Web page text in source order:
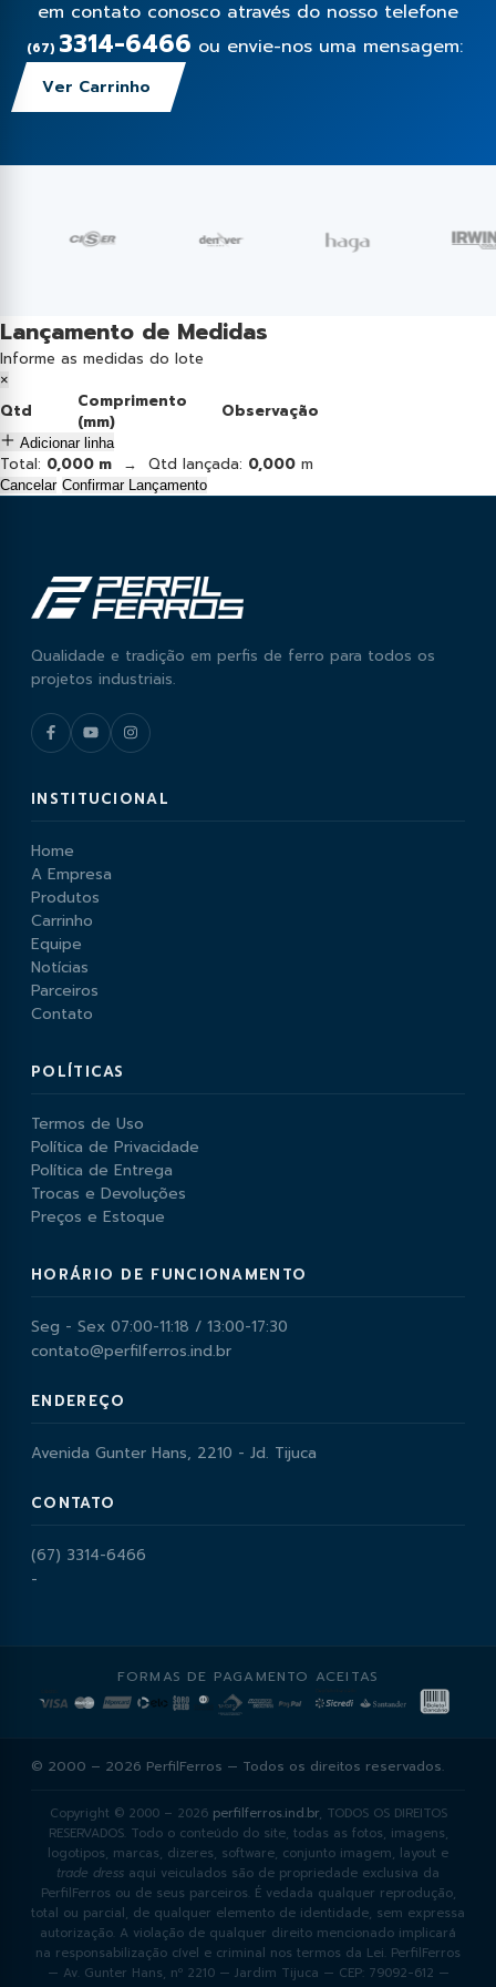
em contato conosco através do nosso telefone
(67) 3314-6466 ou envie-nos uma mensagem:
Ver Carrinho
Lançamento de Medidas
Informe as medidas do lote
×
Qtd
Comprimento
(mm)
Observação
Adicionar linha
Total: 0,000 m → Qtd lançada: 0,000 m
Cancelar Confirmar Lançamento
Qualidade e tradição em perfis de ferro para todos os
projetos industriais.
INSTITUCIONAL
Home
A Empresa
Produtos
Carrinho
Equipe
Notícias
Parceiros
Contato
POLÍTICAS
Termos de Uso
Política de Privacidade
Política de Entrega
Trocas e Devoluções
Preços e Estoque
HORÁRIO DE FUNCIONAMENTO
Seg - Sex 07:00-11:18 / 13:00-17:30
contato@perfilferros.ind.br
ENDEREÇO
Avenida Gunter Hans, 2210 - Jd. Tijuca
CONTATO
(67) 3314-6466
-
FORMAS DE PAGAMENTO ACEITAS
© 2000 – 2026 PerfilFerros — Todos os direitos reservados.
Copyright © 2000 – 2026 perfilferros.ind.br, TODOS OS DIREITOS
RESERVADOS. Todo o conteúdo do site, todas as fotos, imagens,
logotipos, marcas, dizeres, software, conjunto imagem, layout e
trade dress aqui veiculados são de propriedade exclusiva da
PerfilFerros ou de seus parceiros. É vedada qualquer reprodução,
total ou parcial, de qualquer elemento de identidade, sem expressa
autorização. A violação de qualquer direito mencionado implicará
na responsabilização cível e criminal nos termos da Lei. PerfilFerros
— Av. Gunter Hans, nº 2210 — Jardim Tijuca — CEP: 79092-612 —